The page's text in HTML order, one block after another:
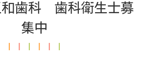
和歯科 歯科衛生士募
集中